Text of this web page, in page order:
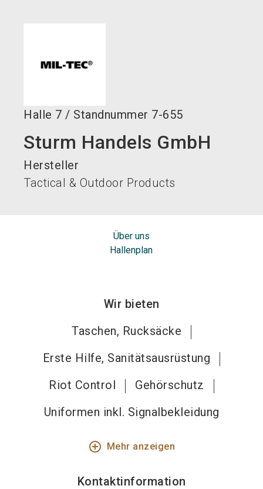
Halle 7 / Standnummer 7-655
Sturm Handels GmbH
Hersteller
Tactical & Outdoor Products
Über uns
Hallenplan
Wir bieten
Taschen, Rucksäcke
Erste Hilfe, Sanitätsausrüstung
Riot Control
Gehörschutz
Uniformen inkl. Signalbekleidung
add_circle_outline Mehr anzeigen
Kontaktinformation